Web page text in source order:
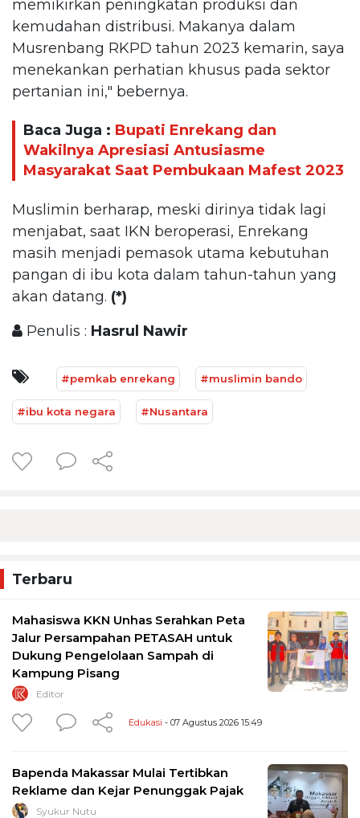
memikirkan peningkatan produksi dan
kemudahan distribusi. Makanya dalam
Musrenbang RKPD tahun 2023 kemarin, saya
menekankan perhatian khusus pada sektor
pertanian ini," bebernya.
Baca Juga : Bupati Enrekang dan
Wakilnya Apresiasi Antusiasme
Masyarakat Saat Pembukaan Mafest 2023
Muslimin berharap, meski dirinya tidak lagi
menjabat, saat IKN beroperasi, Enrekang
masih menjadi pemasok utama kebutuhan
pangan di ibu kota dalam tahun-tahun yang
akan datang. (*)
Penulis : Hasrul Nawir
#pemkab enrekang #muslimin bando
#ibu kota negara #Nusantara
Terbaru
Mahasiswa KKN Unhas Serahkan Peta
Jalur Persampahan PETASAH untuk
Dukung Pengelolaan Sampah di
Kampung Pisang
Editor
Edukasi - 07 Agustus 2026 15:49
Bapenda Makassar Mulai Tertibkan
Reklame dan Kejar Penunggak Pajak
Syukur Nutu